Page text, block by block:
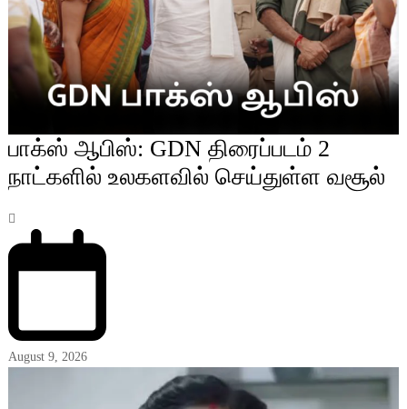
பாக்ஸ் ஆபிஸ்: GDN திரைப்படம் 2
நாட்களில் உலகளவில் செய்துள்ள வசூல்
August 9, 2026